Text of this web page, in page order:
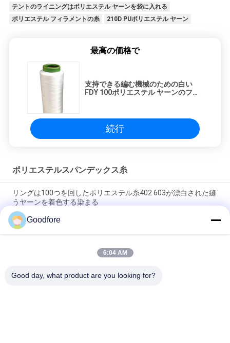
テントのライニングはポリエステル ヤーンを袋に入れる
ポリエステル フィラメントの糸
210D PUポリエステル ヤーン
最高の価格で
支持できる編む機械のための白い
FDY 100ポリエステル ヤーンのフィ
続行
ポリエステルスパンデックス糸
リングは100つを回したポリエステル糸402 603が漂白された縫
うヤーンを着色する染まる
280d白い半マットのスパンデックス ヤーンのフィラメントの産
業編むリボン
支持できる編む機械のための白いFDY 100ポリエステル ヤーン
Goodfore
6:04 AM
Good day, what product are you looking for?